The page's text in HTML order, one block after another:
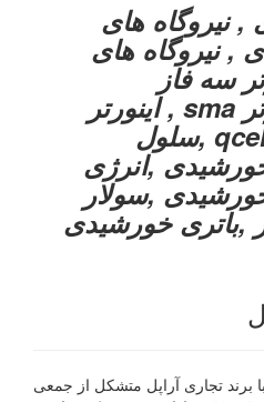
, نیروگاه های
, نیروگاه های
سه فاز
خورشیدی , اینورتر sma , اینورتر
fronius . پنل qcells ,سلول
,انرژی
,سولار
,باتری خورشیدی
برند تجاری آراپل متشکل از جمعی